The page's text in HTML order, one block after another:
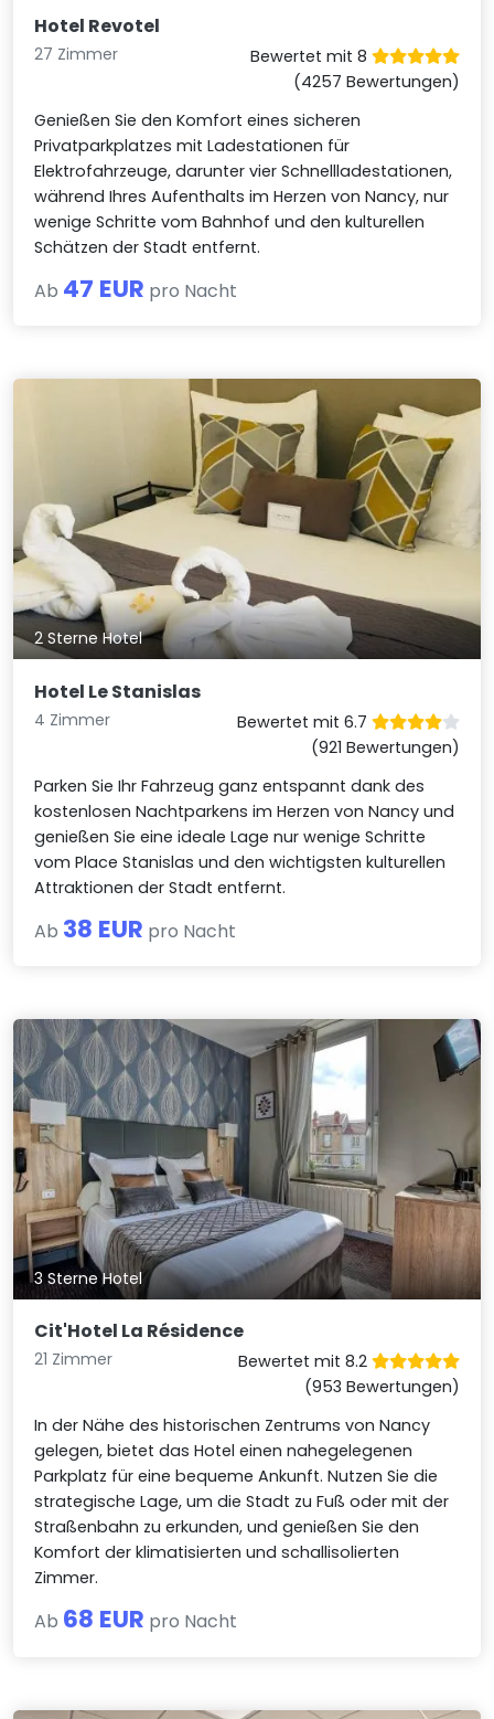
Hotel Revotel
27 Zimmer
Bewertet mit 8
(4257 Bewertungen)
Genießen Sie den Komfort eines sicheren
Privatparkplatzes mit Ladestationen für
Elektrofahrzeuge, darunter vier Schnellladestationen,
während Ihres Aufenthalts im Herzen von Nancy, nur
wenige Schritte vom Bahnhof und den kulturellen
Schätzen der Stadt entfernt.
Ab 47 EUR pro Nacht
2 Sterne Hotel
Hotel Le Stanislas
4 Zimmer
Bewertet mit 6.7
(921 Bewertungen)
Parken Sie Ihr Fahrzeug ganz entspannt dank des
kostenlosen Nachtparkens im Herzen von Nancy und
genießen Sie eine ideale Lage nur wenige Schritte
vom Place Stanislas und den wichtigsten kulturellen
Attraktionen der Stadt entfernt.
Ab 38 EUR pro Nacht
3 Sterne Hotel
Cit'Hotel La Résidence
21 Zimmer
Bewertet mit 8.2
(953 Bewertungen)
In der Nähe des historischen Zentrums von Nancy
gelegen, bietet das Hotel einen nahegelegenen
Parkplatz für eine bequeme Ankunft. Nutzen Sie die
strategische Lage, um die Stadt zu Fuß oder mit der
Straßenbahn zu erkunden, und genießen Sie den
Komfort der klimatisierten und schallisolierten
Zimmer.
Ab 68 EUR pro Nacht